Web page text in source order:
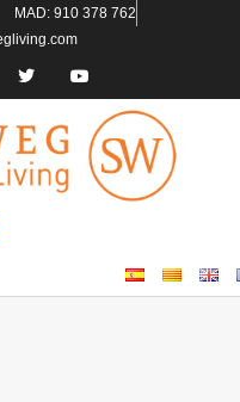
MAD: 910 378 762